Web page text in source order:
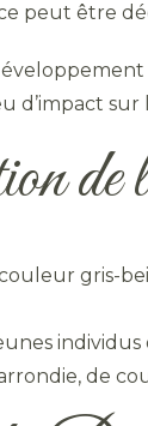
peut être
d’impact
de
gris-
de